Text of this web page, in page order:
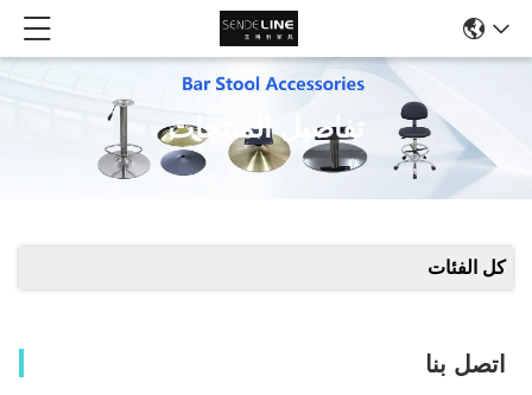
تفاصيل المنتجات
كل الفئات
اتصل بنا